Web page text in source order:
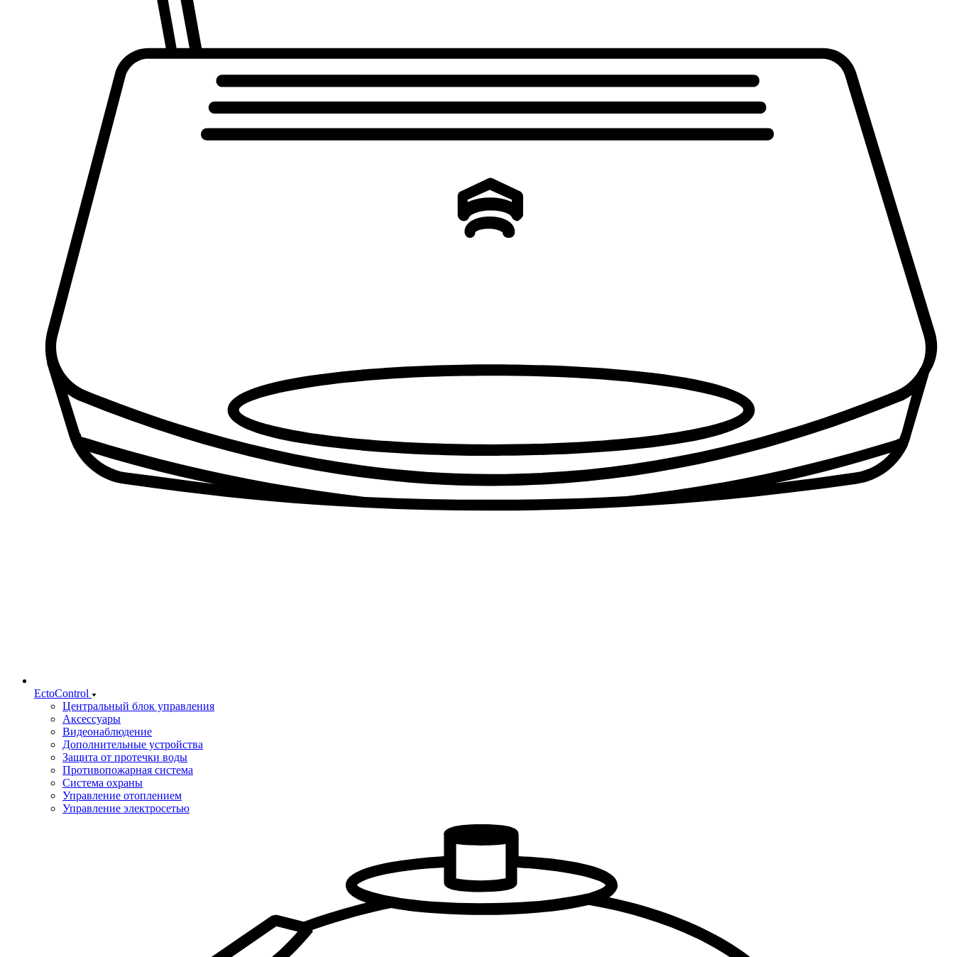
EctoControl
Центральный блок управления
Аксессуары
Видеонаблюдение
Дополнительные устройства
Защита от протечки воды
Противопожарная система
Система охраны
Управление отоплением
Управление электросетью